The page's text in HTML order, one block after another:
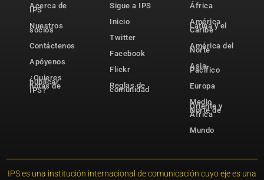
Acerca de
IPS
Nuestros
socios
Contáctenos
Apóyenos
¿Quieres
publicar
notas de
IPS?
Sigue a IPS
Inicio
Twitter
Facebook
Flickr
Reglas de
comunidad
África
América
Latina y el
Caribe
América del
Norte
Asia-
Pacífico
Europa
Medio
Oriente y
Norte de
África
Mundo
IPS es una institución internacional de comunicación cuyo eje es una